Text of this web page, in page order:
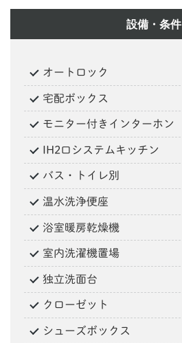
設備・条件
オートロック
宅配ボックス
モニター付きインターホン
IH2口システムキッチン
バス・トイレ別
温水洗浄便座
浴室暖房乾燥機
室内洗濯機置場
独立洗面台
クローゼット
シューズボックス